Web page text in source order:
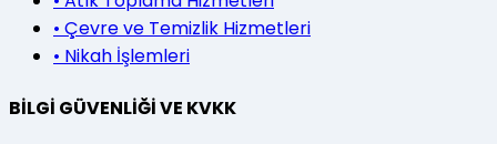
• Çevre ve Temizlik Hizmetleri
• Nikah İşlemleri
BİLGİ GÜVENLİĞİ VE KVKK